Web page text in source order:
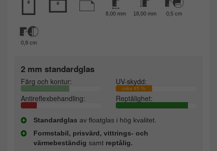
8,00 mm 18,00 mm 0,5 cm
0,8 cm
2 mm standardglas
Färg och kontur: UV-skydd:
cirka 45 %
Antireflexbehandling: Reptålighet:
Standardglas av floatglas i hög kvalitet.
Formstabil, prisvärd, vittrings- och
värmebeständig samt reptålig.